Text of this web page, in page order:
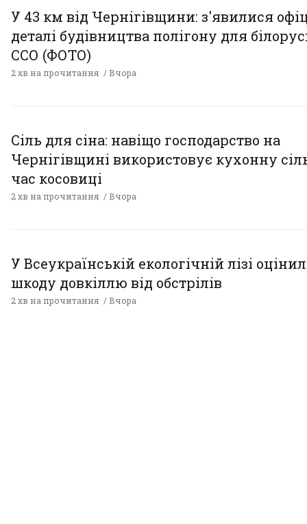
У 43 км від Чернігівщини: з'явилися
деталі будівництва полігону для
ССО (ФОТО)
2 хв на прочитання Вчора
Сіль для сіна: навіщо господарство на
Чернігівщині використовує кухонну
час косовиці
2 хв на прочитання Вчора
У Всеукраїнській екологічній лізі
шкоду довкіллю від обстрілів
2 хв на прочитання Вчора